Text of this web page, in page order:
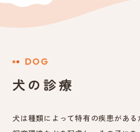
DOG
犬の診療
犬は種類によって特有の疾患があ